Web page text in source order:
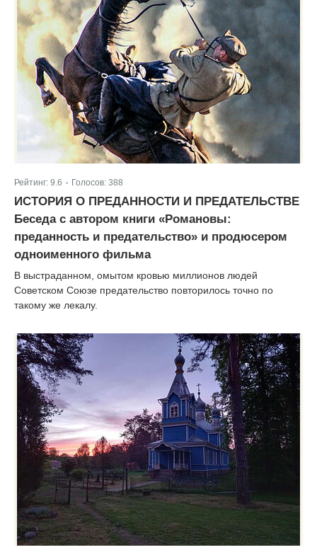
Рейтинг: 9.6 Голосов: 388
ИСТОРИЯ О ПРЕДАННОСТИ И ПРЕДАТЕЛЬСТВЕ
Беседа с автором книги «Романовы:
преданность и предательство» и продюсером
одноименного фильма
В выстраданном, омытом кровью миллионов людей
Советском Союзе предательство повторилось точно по
такому же лекалу.